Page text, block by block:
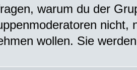
warum du der
nicht,
wollen. Sie